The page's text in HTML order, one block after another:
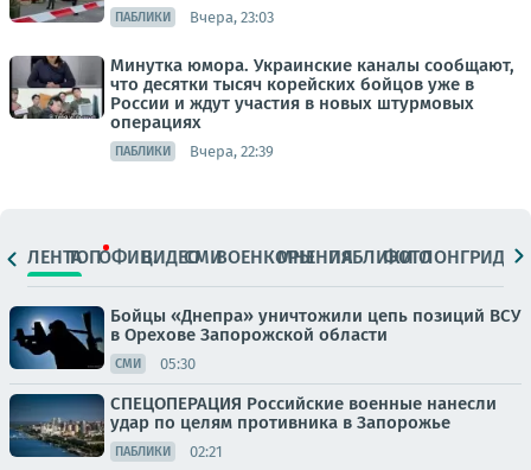
ПАБЛИКИ Вчера, 23:03
Минутка юмора. Украинские каналы сообщают,
что десятки тысяч корейских бойцов уже в
России и ждут участия в новых штурмовых
операциях
ПАБЛИКИ Вчера, 22:39
ЛЕНТАТОПОФИЦ.ВИДЕОСМИВОЕНКОРЫМНЕНИЯПАБЛИКИ
ФОТОЛОНГРИДЫ
Бойцы «Днепра» уничтожили цепь позиций ВСУ
в Орехове Запорожской области
СМИ 05:30
СПЕЦОПЕРАЦИЯ Российские военные нанесли
удар по целям противника в Запорожье
ПАБЛИКИ 02:21